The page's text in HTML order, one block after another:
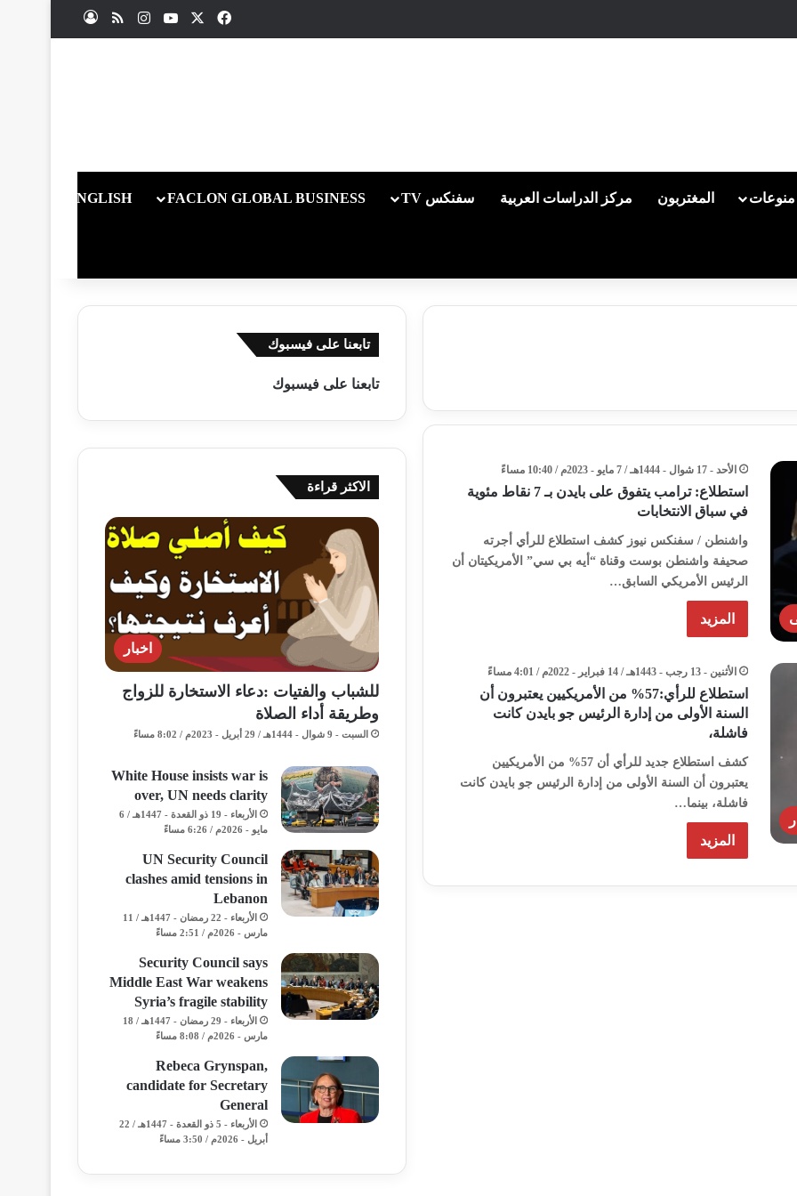
فيسبوك يوتيوبانستقرامملخص الموقع RSS
منوعات المغتربون مركز الدراسات العربية سفنكس TV FACLON GLOBAL BUSINESS
ENGLISH
الأحد - 17 شوال - 1444هـ / 7 مايو - 2023م / 10:40 مساءً
استطلاع: ترامب يتفوق على بايدن بـ 7 نقاط مئوية
في سباق الانتخابات
واشنطن / سفنكس نيوز كشف استطلاع للرأي أجرته
صحيفة واشنطن بوست وقناة “أيه بي سي” الأمريكيتان أن
الرئيس الأمريكي السابق…
المزيد
الأثنين - 13 رجب - 1443هـ / 14 فبراير - 2022م / 4:01 مساءً
استطلاع للرأي:57% من الأمريكيين يعتبرون أن
السنة الأولى من إدارة الرئيس جو بايدن كانت
فاشلة،
كشف استطلاع جديد للرأي أن 57% من الأمريكيين
يعتبرون أن السنة الأولى من إدارة الرئيس جو بايدن كانت
فاشلة، بينما…
المزيد
تابعنا على فيسبوك
تابعنا على فيسبوك
الاكثر قراءة
اخبار
للشباب والفتيات :دعاء الاستخارة للزواج
وطريقة أداء الصلاة
السبت - 9 شوال - 1444هـ / 29 أبريل - 2023م / 8:02 مساءً
White House insists war is
over, UN needs clarity
الأربعاء - 19 ذو القعدة - 1447هـ / 6
مايو - 2026م / 6:26 مساءً
UN Security Council
clashes amid tensions in
Lebanon
الأربعاء - 22 رمضان - 1447هـ / 11
مارس - 2026م / 2:51 مساءً
Security Council says
Middle East War weakens
Syria’s fragile stability
الأربعاء - 29 رمضان - 1447هـ / 18
مارس - 2026م / 8:08 مساءً
Rebeca Grynspan,
candidate for Secretary
General
الأربعاء - 5 ذو القعدة - 1447هـ / 22
أبريل - 2026م / 3:50 مساءً